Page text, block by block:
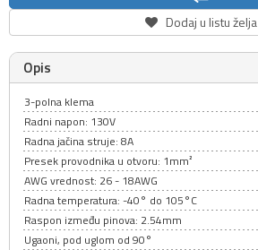
Dodaj u listu želja
Opis
3-polna klema
Radni napon: 130V
Radna jačina struje: 8A
Presek provodnika u otvoru: 1mm²
AWG vrednost: 26 - 18AWG
Radna temperatura: -40° do 105°C
Raspon između pinova: 2.54mm
Ugaoni, pod uglom od 90°